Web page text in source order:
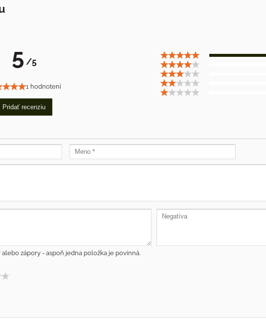
5 /5
1 hodnotení
Pridať recenziu
zápory - aspoň jedna položka je povinná.